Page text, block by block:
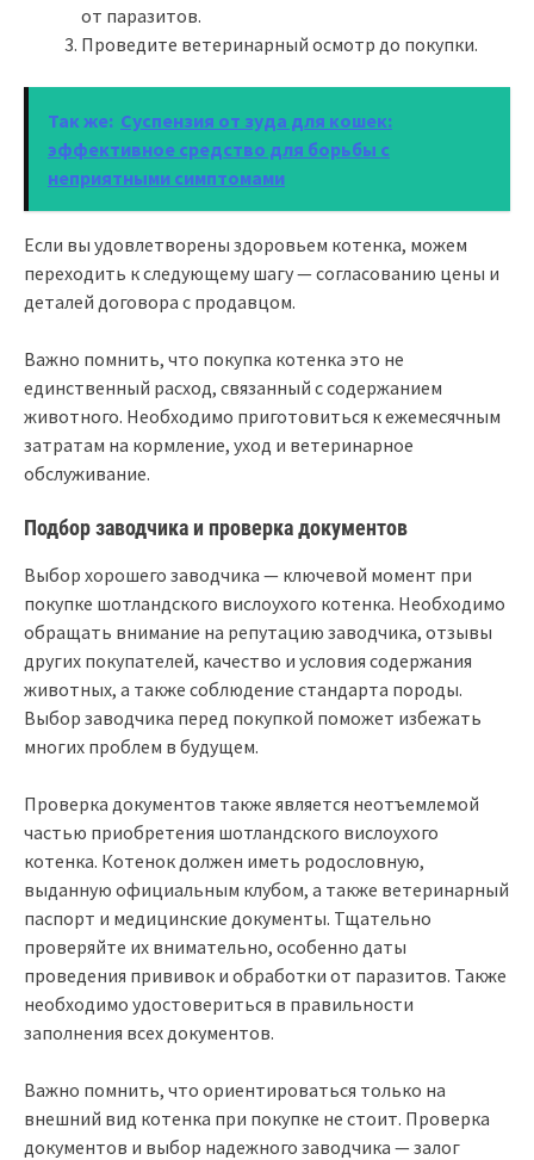
от паразитов.
Проведите ветеринарный осмотр до покупки.
Так же: Суспензия от зуда для кошек:
эффективное средство для борьбы с
неприятными симптомами
Если вы удовлетворены здоровьем котенка, можем
переходить к следующему шагу — согласованию цены и
деталей договора с продавцом.
Важно помнить, что покупка котенка это не
единственный расход, связанный с содержанием
животного. Необходимо приготовиться к ежемесячным
затратам на кормление, уход и ветеринарное
обслуживание.
Подбор заводчика и проверка документов
Выбор хорошего заводчика — ключевой момент при
покупке шотландского вислоухого котенка. Необходимо
обращать внимание на репутацию заводчика, отзывы
других покупателей, качество и условия содержания
животных, а также соблюдение стандарта породы.
Выбор заводчика перед покупкой поможет избежать
многих проблем в будущем.
Проверка документов также является неотъемлемой
частью приобретения шотландского вислоухого
котенка. Котенок должен иметь родословную,
выданную официальным клубом, а также ветеринарный
паспорт и медицинские документы. Тщательно
проверяйте их внимательно, особенно даты
проведения прививок и обработки от паразитов. Также
необходимо удостовериться в правильности
заполнения всех документов.
Важно помнить, что ориентироваться только на
внешний вид котенка при покупке не стоит. Проверка
документов и выбор надежного заводчика — залог